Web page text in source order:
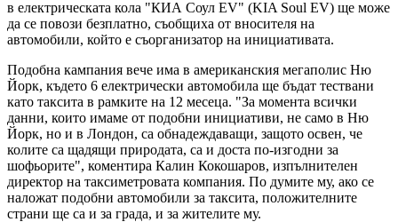
в електрическата кола "КИА Соул EV" (KIA Soul EV) ще може
да се повози безплатно, съобщиха от вносителя на
автомобили, който е съорганизатор на инициативата.
Подобна кампания вече има в американския мегаполис Ню
Йорк, където 6 електрически автомобила ще бъдат тествани
като таксита в рамките на 12 месеца. "За момента всички
данни, които имаме от подобни инициативи, не само в Ню
Йорк, но и в Лондон, са обнадеждаващи, защото освен, че
колите са щадящи природата, са и доста по-изгодни за
шофьорите", коментира Калин Кокошаров, изпълнителен
директор на таксиметровата компания. По думите му, ако се
наложат подобни автомобили за таксита, положителните
страни ще са и за града, и за жителите му.